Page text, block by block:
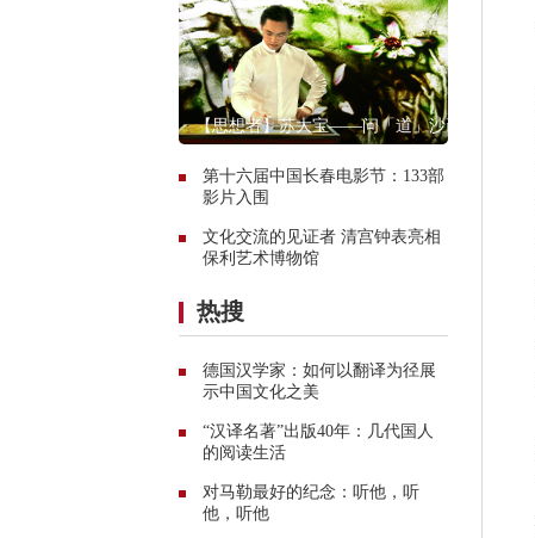
【思想者】苏大宝——问「道」沙画
第十六届中国长春电影节：133部
影片入围
文化交流的见证者 清宫钟表亮相
保利艺术博物馆
热搜
德国汉学家：如何以翻译为径展
示中国文化之美
“汉译名著”出版40年：几代国人
的阅读生活
对马勒最好的纪念：听他，听
他，听他